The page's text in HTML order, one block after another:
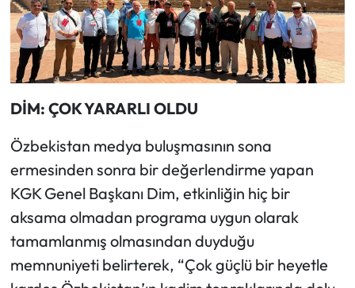
DİM: ÇOK YARARLI OLDU
Özbekistan medya buluşmasının sona
ermesinden sonra bir değerlendirme yapan
KGK Genel Başkanı Dim, etkinliğin hiç bir
aksama olmadan programa uygun olarak
tamamlanmış olmasından duyduğu
memnuniyeti belirterek, “Çok güçlü bir heyetle